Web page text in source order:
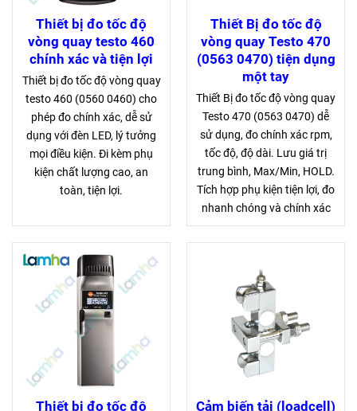
Thiết bị đo tốc độ
vòng quay testo 460
chính xác và tiện lợi
Thiết bị đo tốc độ vòng quay
testo 460 (0560 0460) cho
phép đo chính xác, dễ sử
dụng với đèn LED, lý tưởng
mọi điều kiện. Đi kèm phụ
kiện chất lượng cao, an
toàn, tiện lợi.
Thiết Bị đo tốc độ
vòng quay Testo 470
(0563 0470) tiện dụng
một tay
Thiết Bị đo tốc độ vòng quay
Testo 470 (0563 0470) dễ
sử dụng, đo chính xác rpm,
tốc độ, độ dài. Lưu giá trị
trung bình, Max/Min, HOLD.
Tích hợp phụ kiện tiện lợi, đo
nhanh chóng và chính xác
Thiết bị đo tốc độ
Cảm biến tải (loadcell)